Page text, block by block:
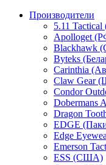
Производители
5.11
Apolloget
Blackhawk
Byteks
Carinthia
Claw Gear
Condor
Dobermans
Dragon
EDGE
Edge
Emerson
ESS (США)